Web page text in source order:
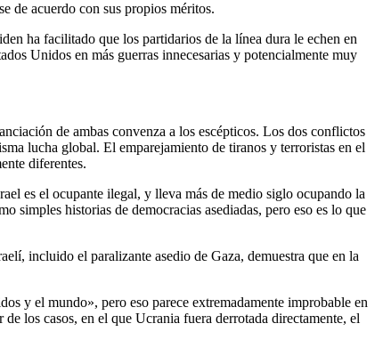
de acuerdo con sus propios méritos.
ha facilitado que los partidarios de la línea dura le echen en
Unidos en más guerras innecesarias y potencialmente muy
de ambas convenza a los escépticos. Los dos conflictos
lucha global. El emparejamiento de tiranos y terroristas en el
diferentes.
es el ocupante ilegal, y lleva más de medio siglo ocupando la
simples historias de democracias asediadas, pero eso es lo que
incluido el paralizante asedio de Gaza, demuestra que en la
y el mundo», pero eso parece extremadamente improbable en
los casos, en el que Ucrania fuera derrotada directamente, el